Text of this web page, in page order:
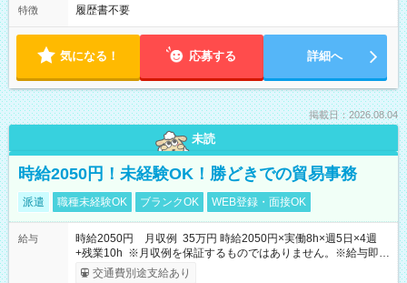
特徴 履歴書不要
気になる！ 応募する 詳細へ
掲載日：2026.08.04
未読
時給2050円！未経験OK！勝どきでの貿易事務
派遣 職種未経験OK ブランクOK WEB登録・面接OK
給与
時給2050円 月収例 35万円 時給2050円×実働8h×週5日×4週
+残業10h ※月収例を保証するものではありません。※給与即受
取りサービス利用可（利用条件有）
交通費別途支給あり